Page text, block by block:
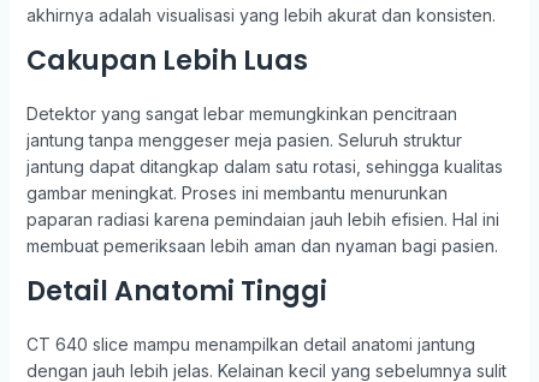
akhirnya adalah visualisasi yang lebih akurat dan konsisten.
Cakupan Lebih Luas
Detektor yang sangat lebar memungkinkan pencitraan
jantung tanpa menggeser meja pasien. Seluruh struktur
jantung dapat ditangkap dalam satu rotasi, sehingga kualitas
gambar meningkat. Proses ini membantu menurunkan
paparan radiasi karena pemindaian jauh lebih efisien. Hal ini
membuat pemeriksaan lebih aman dan nyaman bagi pasien.
Detail Anatomi Tinggi
CT 640 slice mampu menampilkan detail anatomi jantung
dengan jauh lebih jelas. Kelainan kecil yang sebelumnya sulit